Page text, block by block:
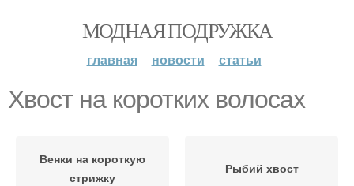
МОДНАЯ ПОДРУЖКА
главная новости статьи
Хвост на коротких волосах
Венки на короткую
стрижку
Рыбий хвост